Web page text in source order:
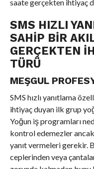
saate gerçekten ihtiyaç
SMS HIZLI
SAHIP BIR
GERÇEKTEN
TÜRÜ
MEŞGUL
SMS hızlı yanıtlama
ihtiyaç duyan ilk grup
Yoğun iş programları
kontrol edemezler
yanıt vermeleri gerekir.
ceplerinden veya